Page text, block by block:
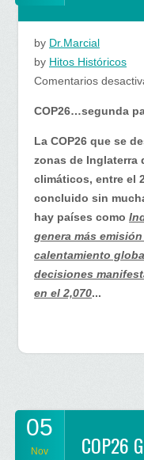
by Dr.Marcial
by Hitos Históricos
Comentarios
COP26…segunda
La COP26 que se
zonas de Inglaterra
climáticos, entre el
concluido sin
hay países como
genera más
calentamiento
decisiones
en el 2,070...
05
Nov COP26